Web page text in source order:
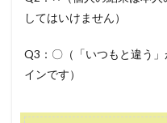
してはいけません）
Q3：〇（「いつもと違う
インです）